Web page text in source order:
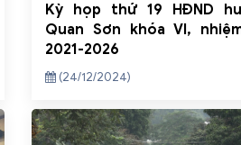
Kỳ họp thứ 19 HĐND
Quan Sơn khóa VI,
2021-2026
(24/12/2024)